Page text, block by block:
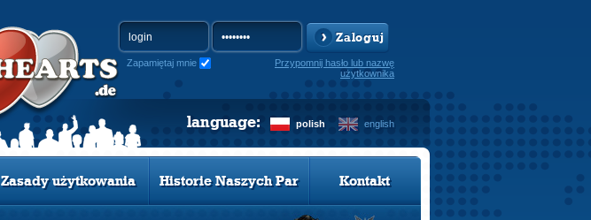
Zaloguj
Zapamiętaj mnie
Przypomnij hasło lub nazwę
użytkownika
polish english
language:
Zasady użytkowania Historie Naszych Par Kontakt